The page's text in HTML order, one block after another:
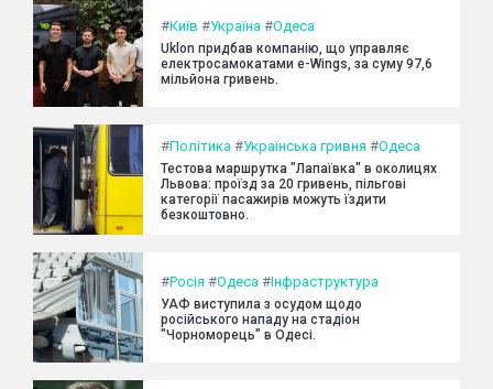
#Київ #Україна #Одеса
Uklon придбав компанію, що управляє
електросамокатами e-Wings, за суму 97,6
мільйона гривень.
#Політика #Українська гривня #Одеса
Тестова маршрутка "Лапаївка" в околицях
Львова: проїзд за 20 гривень, пільгові
категорії пасажирів можуть їздити
безкоштовно.
#Росія #Одеса #Інфраструктура
УАФ виступила з осудом щодо
російського нападу на стадіон
"Чорноморець" в Одесі.